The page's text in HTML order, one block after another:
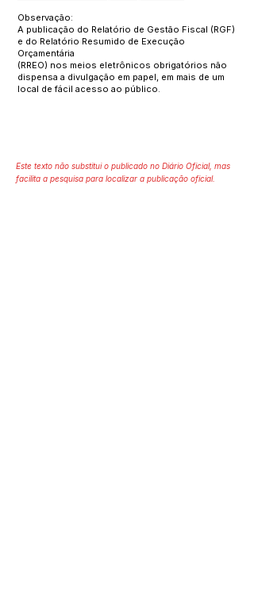
Observação:
A publicação do Relatório de Gestão Fiscal (RGF)
e do Relatório Resumido de Execução
Orçamentária
(RREO) nos meios eletrônicos obrigatórios não
dispensa a divulgação em papel, em mais de um
local de fácil acesso ao público.
Este texto não substitui o publicado no Diário Oficial, mas
facilita a pesquisa para localizar a publicação oficial.